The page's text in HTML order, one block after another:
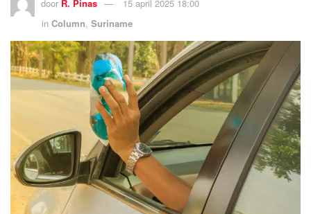
door R. Pinas
15 april 2025 18:00
in Column, Suriname